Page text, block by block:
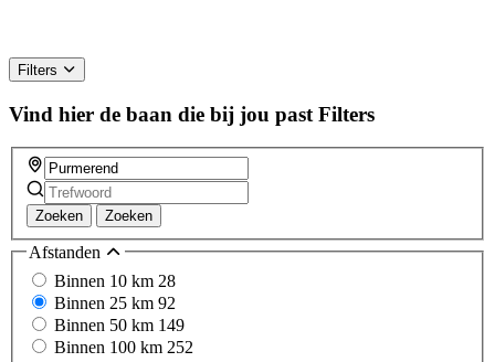
Filters
Vind hier de baan die bij jou past Filters
Zoeken Zoeken
Afstanden
Binnen 10 km 28
Binnen 25 km 92
Binnen 50 km 149
Binnen 100 km 252